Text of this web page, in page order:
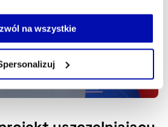
na zapisywanie plików cookie,
swoimi uprawnieniami, np. we
internetowej lub po wybraniu opcji
.
na wszystkie